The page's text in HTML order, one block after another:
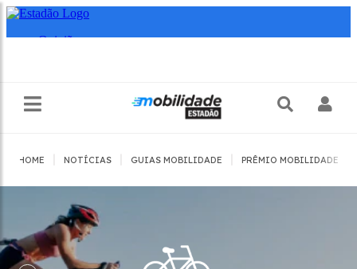
HOME NOTÍCIAS GUIAS MOBILIDADE PRÊMIO MOBILIDADE